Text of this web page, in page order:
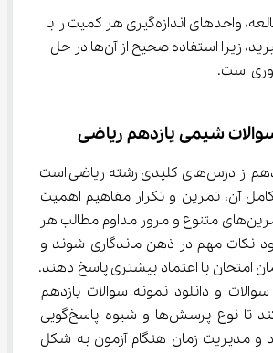
در زمان مطالعه، واحدهای اندازه‌گیری هر کمیت را با
دقت یاد بگیرید، زیرا استفاده صحیح از آن‌ها در حل
است.
شیمی یازدهم ریاضی
درس شیمی ۲ یازدهم از درس‌های کلیدی رشته ریاضی است
آن، تمرین و تکرار مفاهیم اهمیت
زیادی دارد. حل تمرین‌های متنوع و مرور مداوم مطالب هر
باعث می‌شود نکات مهم در ذهن ماندگاری شوند و
زمان امتحان با اعتماد بیشتری پاسخ دهند.
سوالات و دانلود نمونه سوالات یازدهم
ریاضی کمک می‌کند تا نوع پرسش‌ها و شیوه پاسخ‌گویی
و مدیریت زمان هنگام آزمون به شکل